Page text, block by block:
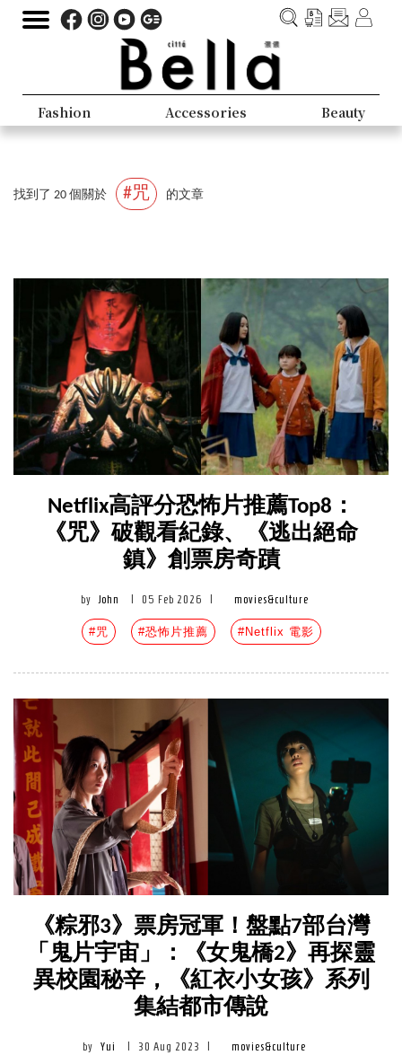
Fashion Accessories Beauty
找到了 20 個關於 #咒 的文章
Netflix高評分恐怖片推薦Top8：
《咒》破觀看紀錄、《逃出絕命
鎮》創票房奇蹟
by John 05 Feb 2026 movies&culture
#咒 #恐怖片推薦 #Netflix 電影
《粽邪3》票房冠軍！盤點7部台灣
「鬼片宇宙」：《女鬼橋2》再探靈
異校園秘辛，《紅衣小女孩》系列
集結都市傳說
by Yui 30 Aug 2023 movies&culture